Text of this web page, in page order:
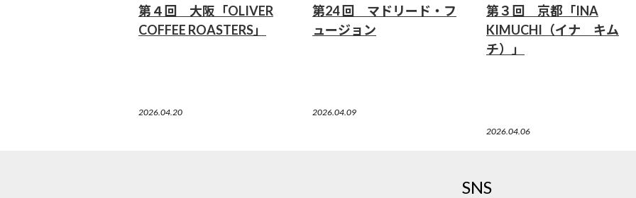
第４回 大阪「OLIVER
COFFEE ROASTERS」
2026.04.20
第24 回 マドリード・フ
ュージョン
2026.04.09
第３回 京都「INA
KIMUCHI（イナ キム
チ）」
2026.04.06
SNS